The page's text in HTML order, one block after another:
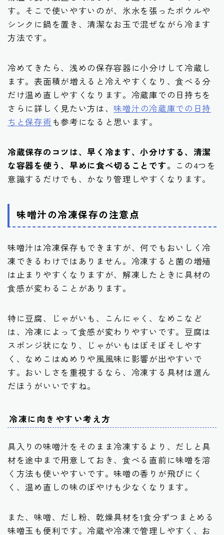
す。そこで使いやすいのが、氷水を張ったボウルや
シンクに鍋を置き、清潔なお玉で混ぜながら冷ます
方法です。
冷めてきたら、浅めの保存容器に小分けして冷蔵し
ます。表面積が増えると冷えやすくなり、食べる分
だけ温め直しやすくなります。冷蔵庫での日持ちを
さらに詳しく見たい方は、 味噌汁の冷蔵庫での日持
ちと保存術も参考になると思います。
冷蔵保存のコツは、早く冷ます、小分けする、清潔
な容器を使う、早めに食べ切ることです。 この4つを
意識するだけでも、かなり管理しやすくなります。
味噌汁の冷凍保存の注意点
味噌汁は冷凍保存もできますが、何でもおいしく冷
凍できるわけではありません。冷凍すると菌の増殖
は止まりやすくなりますが、解凍したときに具材の
食感が変わることがあります。
特に豆腐、じゃがいも、こんにゃく、なめこなど
は、冷凍によって食感が変わりやすいです。豆腐は
スポンジ状になり、じゃがいもはぼそぼそしやす
く、なめこはぬめりや風風味に影響が出やすいで
す。おいしさを重視するなら、冷凍する具材は選ん
だほうがいいですね。
冷凍に向きやすい考え方
具入りの味噌汁をそのまま冷凍するより、だしと具
材を途中まで用意しておき、食べる直前に味噌を溶
く方法も使いやすいです。味噌の香りが飛びにく
く、温め直しの味のぼやけも少なくなります。
また、味噌、だし粉、乾燥具材を1食分ずつまとめる
味噌玉も便利です。冷蔵や冷凍で管理しやすく、お